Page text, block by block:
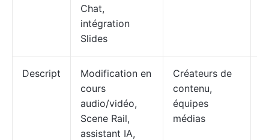
Chat,
intégration
Slides
Descript
Modification en
cours
audio/vidéo,
Scene Rail,
assistant IA,
Créateurs de
contenu,
équipes
médias